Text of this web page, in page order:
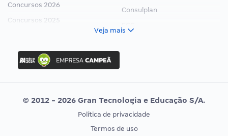
Concursos 2026
Concursos 2025
Concurso Ibama
Concurso MPU
Editais publicados
Consulplan
Vunesp
CONCURSOS POR PROFISSÃO
EXAME DE ORDEM
Veja mais
© 2012 - 2026 Gran Tecnologia e Educação S/A.
Política de privacidade
Termos de uso